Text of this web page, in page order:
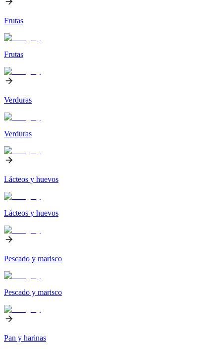
Frutas
Frutas
Verduras
Verduras
Lácteos y huevos
Lácteos y huevos
Pescado y marisco
Pescado y marisco
Pan y harinas